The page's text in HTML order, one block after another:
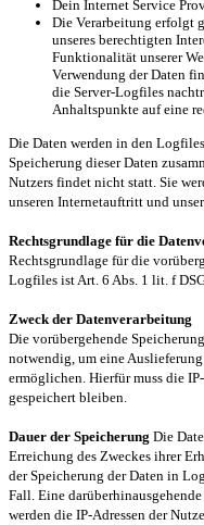
Dein Internet Service
Die Verarbeitung erfolgt
unseres berechtigten
Funktionalität unserer
Verwendung der Daten
die Server-Logfiles
Anhaltspunkte auf eine
Die Daten werden in den
Speicherung dieser Daten
Nutzers findet nicht statt. Sie
unseren Internetauftritt und
Rechtsgrundlage für die
Rechtsgrundlage für die
Logfiles ist Art. 6 Abs. 1 lit. f
Zweck der Datenverarbeitung
Die vorübergehende
notwendig, um eine
ermöglichen. Hierfür muss die
gespeichert bleiben.
Dauer der Speicherung Die
Erreichung des Zweckes ihrer
der Speicherung der Daten in
Fall. Eine
werden die IP-Adressen der